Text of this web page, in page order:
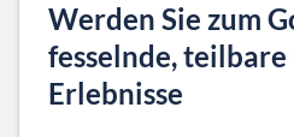
Werden Sie zum
fesselnde, teilbare
Erlebnisse